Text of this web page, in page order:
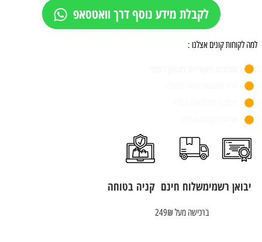
לקבלת מידע נוסף דרך וואטסאפ
למה לקוחות קונים אצלנו :
יבואן רשמימשלוח חינם
ברכישה מעל 249₪
קניה בטוחה